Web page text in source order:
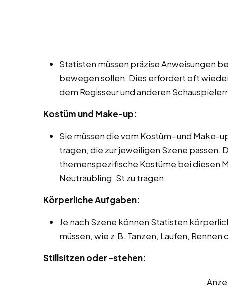
Statisten müssen präzise Anweisungen
bewegen sollen. Dies erfordert oft
dem Regisseur und anderen
Kostüm und Make-up:
Sie müssen die vom Kostüm- und
tragen, die zur jeweiligen Szene passen.
themenspezifische Kostüme bei diesen
Neutraubling, St zu tragen.
Körperliche Aufgaben:
Je nach Szene können Statisten
müssen, wie z.B. Tanzen, Laufen,
Stillsitzen oder -stehen: